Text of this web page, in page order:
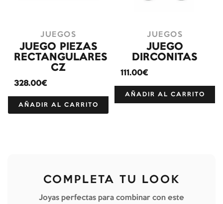
JUEGOS
JUEGO PIEZAS
RECTANGULARES
CZ
328.00€
AÑADIR AL CARRITO
JUEGOS
JUEGO
DIRCONITAS
111.00€
AÑADIR AL CARRITO
COMPLETA TU LOOK
Joyas perfectas para combinar con este